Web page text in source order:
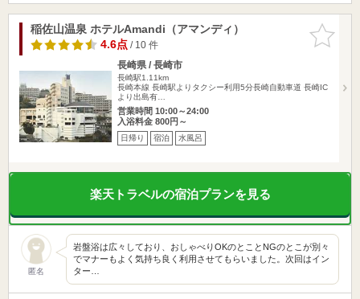
お気に入
りに追加
稲佐山温泉 ホテルAmandi（アマンディ）
4.6点/ 10 件
長崎県 / 長崎市
長崎駅1.11km
長崎本線 長崎駅よりタクシー利用5分長崎自動車道 長崎IC
より出島有…
営業時間 10:00～24:00
入浴料金 800円～
日帰り 宿泊 水風呂
楽天トラベルの宿泊プランを見る
匿名
岩盤浴は広々しており、おしゃべりOKのとことNGのとこが別々
でマナーもよく気持ち良く利用させてもらいました。次回はイン
ター…